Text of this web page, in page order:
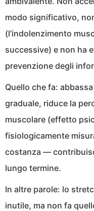
modo significativo,
(l’indolenzimento
successive) e non ha
prevenzione degli
Quello che fa:
graduale, riduce la
muscolare (effetto
fisiologicamente
costanza —
lungo termine.
In altre parole: lo
inutile, ma non fa